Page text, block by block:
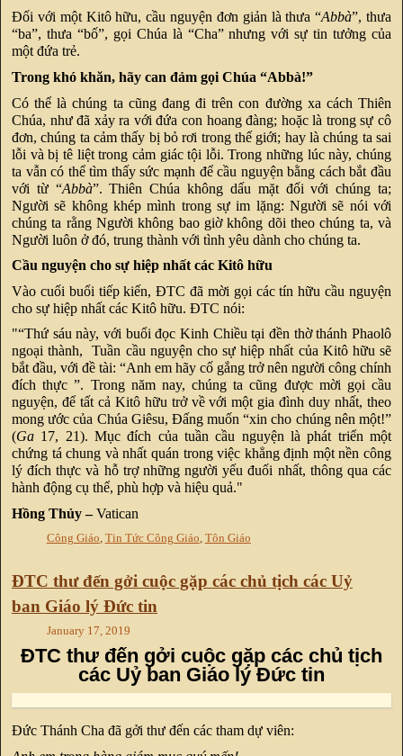
Đối với một Kitô hữu, cầu nguyện đơn giản là thưa “Abbà”, thưa
“ba”, thưa “bố”, gọi Chúa là “Cha” nhưng với sự tin tưởng của
một đứa trẻ.
Trong khó khăn, hãy can đảm gọi Chúa “Abbà!”
Có thể là chúng ta cũng đang đi trên con đường xa cách Thiên
Chúa, như đã xảy ra với đứa con hoang đàng; hoặc là trong sự cô
đơn, chúng ta cảm thấy bị bỏ rơi trong thế giới; hay là chúng ta sai
lỗi và bị tê liệt trong cảm giác tội lỗi. Trong những lúc này, chúng
ta vẫn có thể tìm thấy sức mạnh để cầu nguyện bằng cách bắt đầu
với từ “Abbà”. Thiên Chúa không dấu mặt đối với chúng ta;
Người sẽ không khép mình trong sự im lặng: Người sẽ nói với
chúng ta rằng Người không bao giờ không dõi theo chúng ta, và
Người luôn ở đó, trung thành với tình yêu dành cho chúng ta.
Cầu nguyện cho sự hiệp nhất các Kitô hữu
Vào cuối buổi tiếp kiến, ĐTC đã mời gọi các tín hữu cầu nguyện
cho sự hiệp nhất các Kitô hữu. ĐTC nói:
"“Thứ sáu này, với buổi đọc Kinh Chiều tại đền thờ thánh Phaolô
ngoại thành, Tuần cầu nguyện cho sự hiệp nhất của Kitô hữu sẽ
bắt đầu, với đề tài: “Anh em hãy cố gắng trở nên người công chính
đích thực ”. Trong năm nay, chúng ta cũng được mời gọi cầu
nguyện, để tất cả Kitô hữu trở về với một gia đình duy nhất, theo
mong ước của Chúa Giêsu, Đấng muốn “xin cho chúng nên một!”
(Ga 17, 21). Mục đích của tuần cầu nguyện là phát triển một
chứng tá chung và nhất quán trong việc khẳng định một nền công
lý đích thực và hỗ trợ những người yếu đuối nhất, thông qua các
hành động cụ thể, phù hợp và hiệu quả."
Hồng Thủy –Vatican
Công Giáo, Tin Tức Công Giáo, Tôn Giáo
ĐTC thư đến gởi cuộc gặp các chủ tịch các Uỷ
ban Giáo lý Đức tin
January 17, 2019
ĐTC thư đến gởi cuộc gặp các chủ tịch
các Uỷ ban Giáo lý Đức tin
Đức Thánh Cha đã gởi thư đến các tham dự viên: